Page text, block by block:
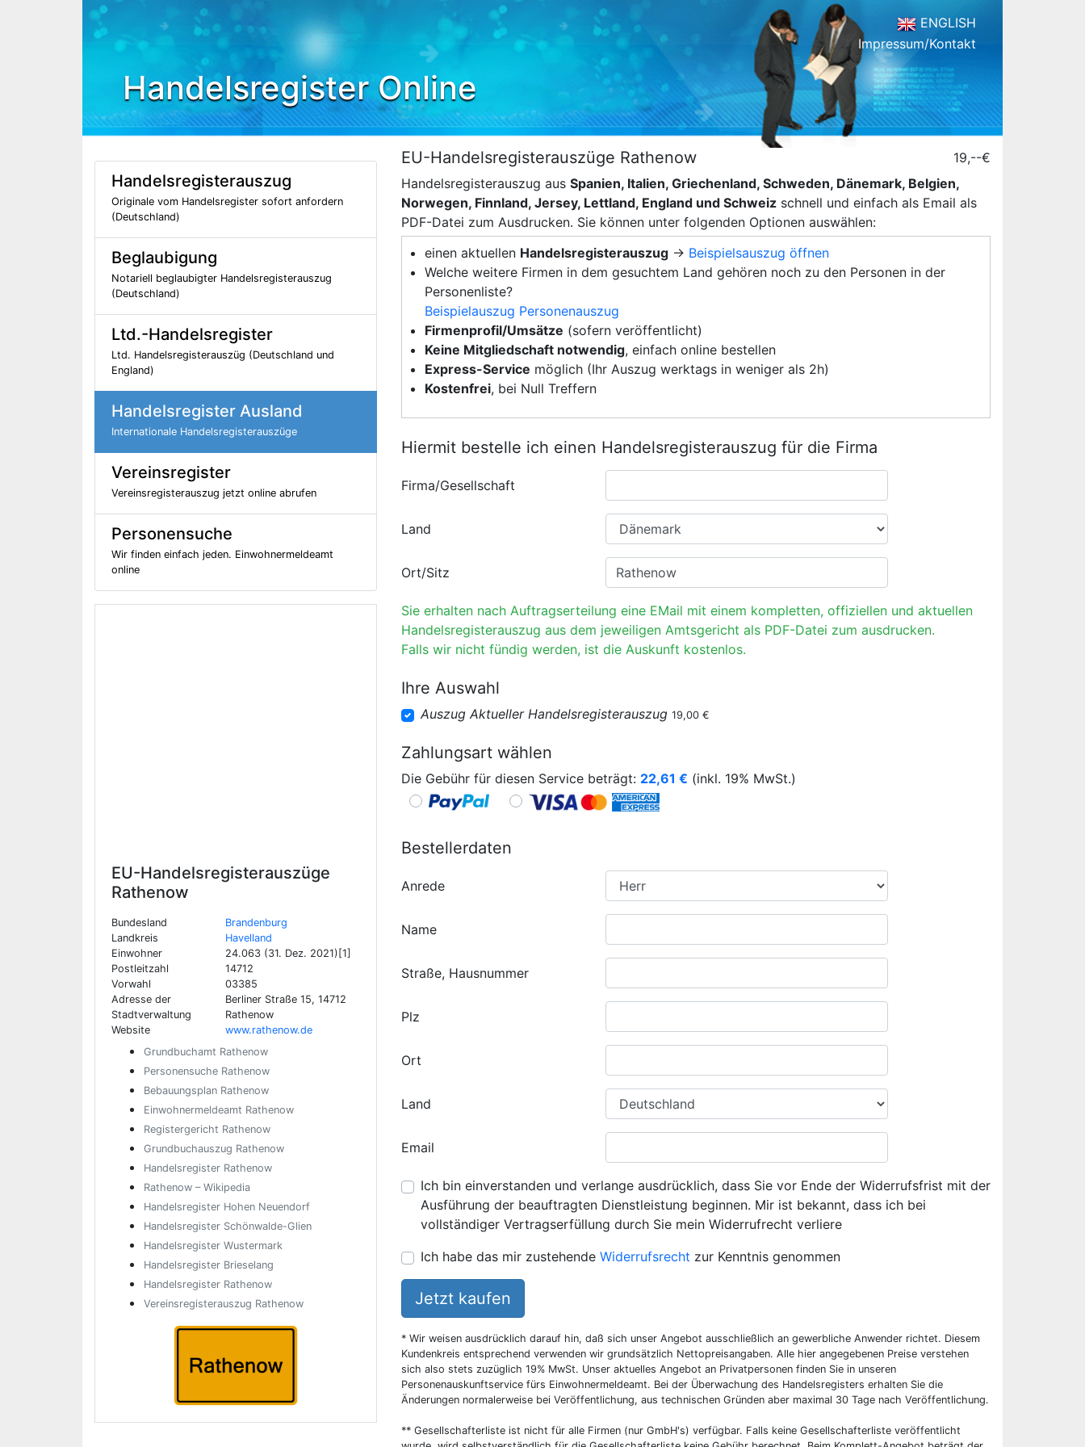
Handelsregister Online
ENGLISH
Impressum/Kontakt
Handelsregisterauszug
Originale vom Handelsregister sofort anfordern
(Deutschland)
Beglaubigung
Notariell beglaubigter Handelsregisterauszug
(Deutschland)
Ltd.-Handelsregister
Ltd. Handelsregisterauszüg (Deutschland und
England)
Handelsregister Ausland
Internationale Handelsregisterauszüge
Vereinsregister
Vereinsregisterauszug jetzt online abrufen
Personensuche
Wir finden einfach jeden. Einwohnermeldeamt
online
EU-Handelsregisterauszüge
Rathenow
Bundesland
Brandenburg
Landkreis
Havelland
Einwohner
24.063 (31. Dez. 2021)[1]
Postleitzahl
14712
Vorwahl
03385
Adresse der
Stadtverwaltung
Berliner Straße 15, 14712
Rathenow
Website
www.rathenow.de
Grundbuchamt Rathenow
Personensuche Rathenow
Bebauungsplan Rathenow
Einwohnermeldeamt Rathenow
Registergericht Rathenow
Grundbuchauszug Rathenow
Handelsregister Rathenow
Rathenow – Wikipedia
Handelsregister Hohen Neuendorf
Handelsregister Schönwalde-Glien
Handelsregister Wustermark
Handelsregister Brieselang
Handelsregister Rathenow
Vereinsregisterauszug Rathenow
EU-Handelsregisterauszüge Rathenow
19,--€
Handelsregisterauszug aus Spanien, Italien, Griechenland, Schweden, Dänemark, Belgien,
Norwegen, Finnland, Jersey, Lettland, England und Schweiz schnell und einfach als Email als
PDF-Datei zum Ausdrucken. Sie können unter folgenden Optionen auswählen:
einen aktuellen Handelsregisterauszug → Beispielsauszug öffnen
Welche weitere Firmen in dem gesuchtem Land gehören noch zu den Personen in der
Personenliste?
Beispielauszug Personenauszug
Firmenprofil/Umsätze (sofern veröffentlicht)
Keine Mitgliedschaft notwendig, einfach online bestellen
Express-Service möglich (Ihr Auszug werktags in weniger als 2h)
Kostenfrei, bei Null Treffern
Hiermit bestelle ich einen Handelsregisterauszug für die Firma
Firma/Gesellschaft
Land
Ort/Sitz
Sie erhalten nach Auftragserteilung eine EMail mit einem kompletten, offiziellen und aktuellen
Handelsregisterauszug aus dem jeweiligen Amtsgericht als PDF-Datei zum ausdrucken.
Falls wir nicht fündig werden, ist die Auskunft kostenlos.
Ihre Auswahl
Auszug Aktueller Handelsregisterauszug 19,00 €
Zahlungsart wählen
Die Gebühr für diesen Service beträgt: 22,61 € (inkl. 19% MwSt.)
Bestellerdaten
Anrede
Name
Straße, Hausnummer
Plz
Ort
Land
Email
Ich bin einverstanden und verlange ausdrücklich, dass Sie vor Ende der Widerrufsfrist mit der
Ausführung der beauftragten Dienstleistung beginnen. Mir ist bekannt, dass ich bei
vollständiger Vertragserfüllung durch Sie mein Widerrufrecht verliere
Ich habe das mir zustehende Widerrufsrecht zur Kenntnis genommen
Jetzt kaufen
* Wir weisen ausdrücklich darauf hin, daß sich unser Angebot ausschließlich an gewerbliche Anwender richtet. Diesem
Kundenkreis entsprechend verwenden wir grundsätzlich Nettopreisangaben. Alle hier angegebenen Preise verstehen
sich also stets zuzüglich 19% MwSt. Unser aktuelles Angebot an Privatpersonen finden Sie in unseren
Personenauskunftservice fürs Einwohnermeldeamt. Bei der Überwachung des Handelsregisters erhalten Sie die
Änderungen normalerweise bei Veröffentlichung, aus technischen Gründen aber maximal 30 Tage nach Veröffentlichung.
** Gesellschafterliste ist nicht für alle Firmen (nur GmbH's) verfügbar. Falls keine Gesellschafterliste veröffentlicht